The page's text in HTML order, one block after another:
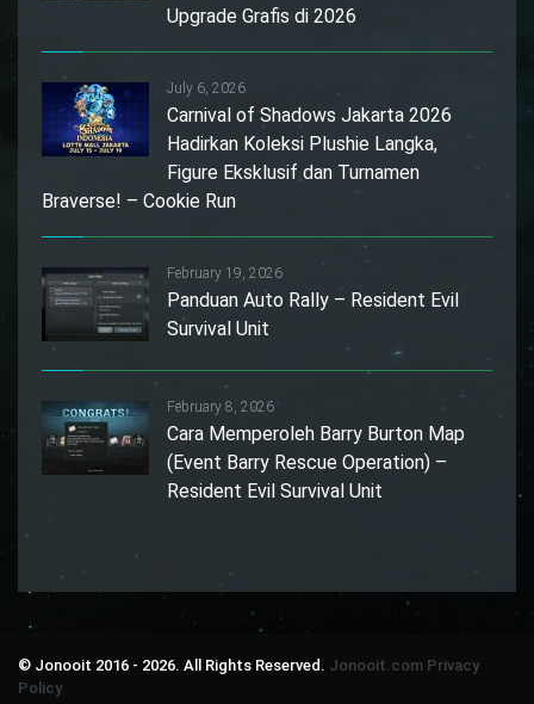
Upgrade Grafis di 2026
July 6, 2026
Carnival of Shadows Jakarta 2026
Hadirkan Koleksi Plushie Langka,
Figure Eksklusif dan Turnamen
Braverse! – Cookie Run
February 19, 2026
Panduan Auto Rally – Resident Evil
Survival Unit
February 8, 2026
Cara Memperoleh Barry Burton Map
(Event Barry Rescue Operation) –
Resident Evil Survival Unit
© Jonooit 2016 - 2026. All Rights Reserved. Jonooit.com Privacy
Policy